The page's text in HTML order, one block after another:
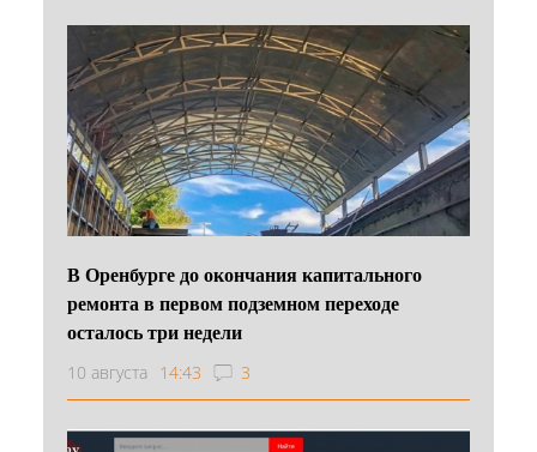
В Оренбурге до окончания капитального
ремонта в первом подземном переходе
осталось три недели
10 августа 14:43 3